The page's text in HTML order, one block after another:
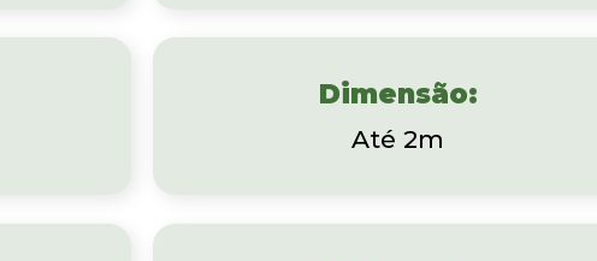
Dimensão:
Até 2m